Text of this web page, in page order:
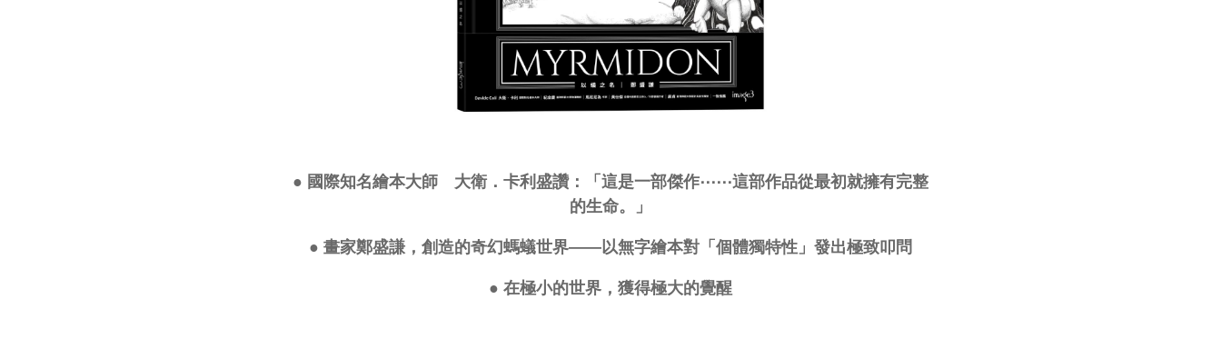
● 國際知名繪本大師 大衛．卡利盛讚：「這是一部傑作⋯⋯這部作品從最初就擁有完整
的生命。」
● 畫家鄭盛謙，創造的奇幻螞蟻世界——以無字繪本對「個體獨特性」發出極致叩問
● 在極小的世界，獲得極大的覺醒